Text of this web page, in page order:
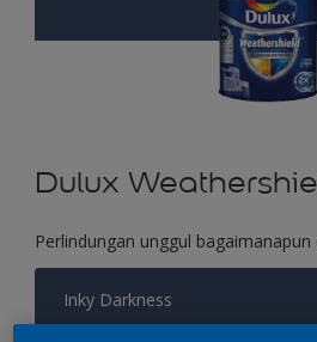
Dulux
Perlindungan unggul bagaimanapun
Inky Darkness